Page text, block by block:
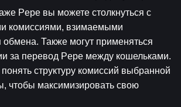
Pepe вы можете столкнуться с
комиссиями, взимаемыми
Также могут применяться
за перевод Pepe между кошельками.
структуру комиссий выбранной
чтобы максимизировать свою